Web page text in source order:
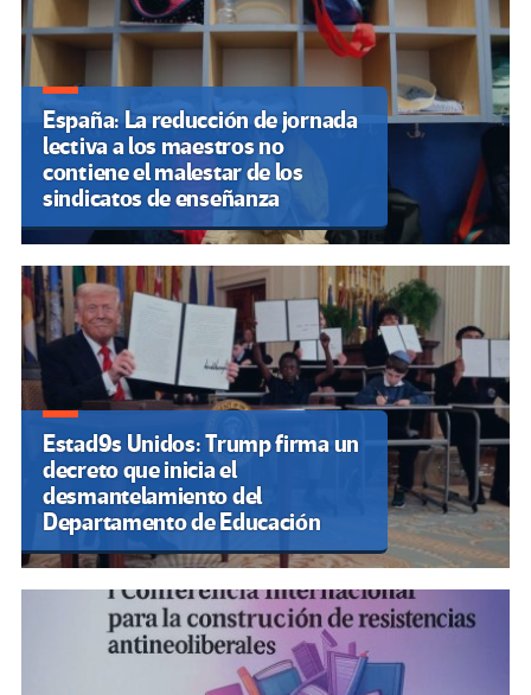
España: La reducción de jornada
lectiva a los maestros no
contiene el malestar de los
sindicatos de enseñanza
Estad9s Unidos: Trump firma un
decreto que inicia el
desmantelamiento del
Departamento de Educación